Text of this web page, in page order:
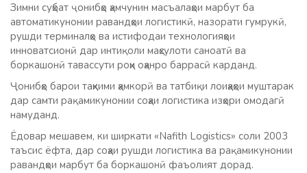
Зимни суҳбат ҷонибҳо ҳамчунин масъалаҳои марбут ба
автоматикунонии равандҳои логистикӣ, назорати гумрукӣ,
рушди терминалҳо ва истифодаи технологияҳои
инноватсионӣ дар интиқоли маҳсулоти саноатӣ ва
боркашонӣ тавассути роҳи оҳанро баррасӣ карданд.
Ҷонибҳо барои таҳкими ҳамкорӣ ва татбиқи лоиҳаҳои муштарак
дар самти рақамикунонии соҳаи логистика изҳори омодагӣ
намуданд.
Ёдовар мешавем, ки ширкати «Nafith Logistics» соли 2003
таъсис ёфта, дар соҳаи рушди логистика ва рақамикунонии
равандҳои марбут ба боркашонӣ фаъолият дорад.